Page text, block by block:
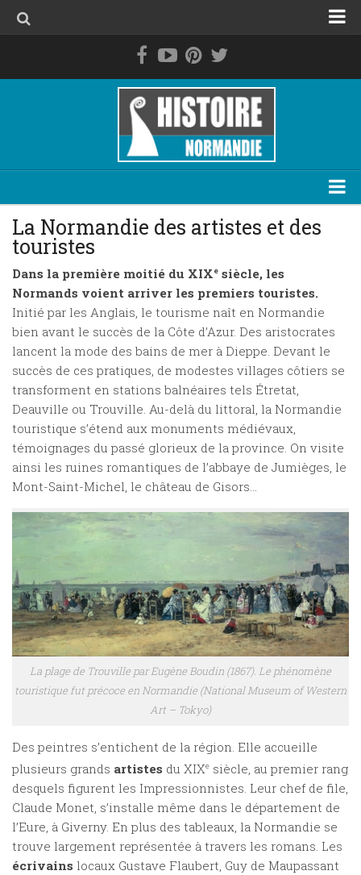
La Normandie avant les Normands
Le duché de Normandie
La Normandie de 1469 à 1789
La Normandie contemporaine
Personnage
Evénement
Lieu
Thématique
Plan du site
La Normandie des artistes et des
touristes
Dans la première moitié du XIXe siècle, les
Normands voient arriver les premiers touristes.
Initié par les Anglais, le tourisme naît en Normandie
bien avant le succès de la Côte d’Azur. Des aristocrates
lancent la mode des bains de mer à Dieppe. Devant le
succès de ces pratiques, de modestes villages côtiers se
transforment en stations balnéaires tels Étretat,
Deauville ou Trouville. Au-delà du littoral, la Normandie
touristique s’étend aux monuments médiévaux,
témoignages du passé glorieux de la province. On visite
ainsi les ruines romantiques de l’abbaye de Jumièges, le
Mont-Saint-Michel, le château de Gisors…
La plage de Trouville par Eugène Boudin (1867). Le phénomène
touristique fut précoce en Normandie (National Museum of Western
Art – Tokyo)
Des peintres s’entichent de la région. Elle accueille
plusieurs grands artistes du XIXe siècle, au premier rang
desquels figurent les Impressionnistes. Leur chef de file,
Claude Monet, s’installe même dans le département de
l’Eure, à Giverny. En plus des tableaux, la Normandie se
trouve largement représentée à travers les romans. Les
écrivains locaux Gustave Flaubert, Guy de Maupassant